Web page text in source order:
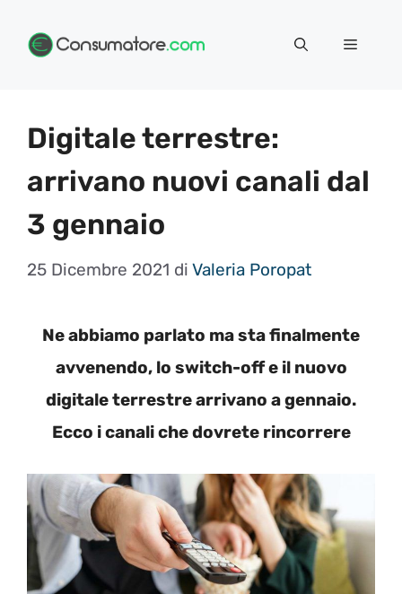
Menu
Digitale terrestre:
arrivano nuovi canali dal
3 gennaio
25 Dicembre 2021 di Valeria Poropat
Ne abbiamo parlato ma sta finalmente
avvenendo, lo switch-off e il nuovo
digitale terrestre arrivano a gennaio.
Ecco i canali che dovrete rincorrere